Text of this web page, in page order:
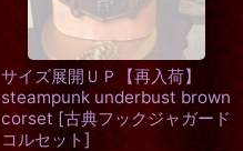
サイズ展開ＵＰ【再入荷】
steampunk underbust brown
corset [古典フックジャガード
コルセット]